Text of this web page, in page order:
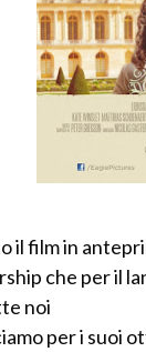
il film in
che per il
noi
per i suoi